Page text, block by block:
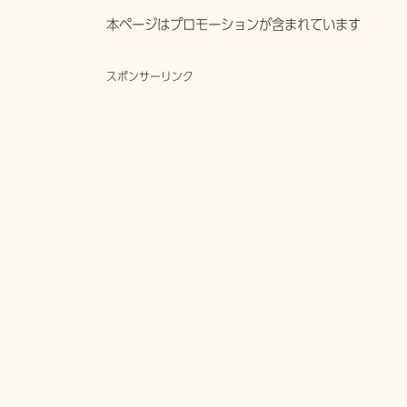
本ページはプロモーションが含まれています
スポンサーリンク